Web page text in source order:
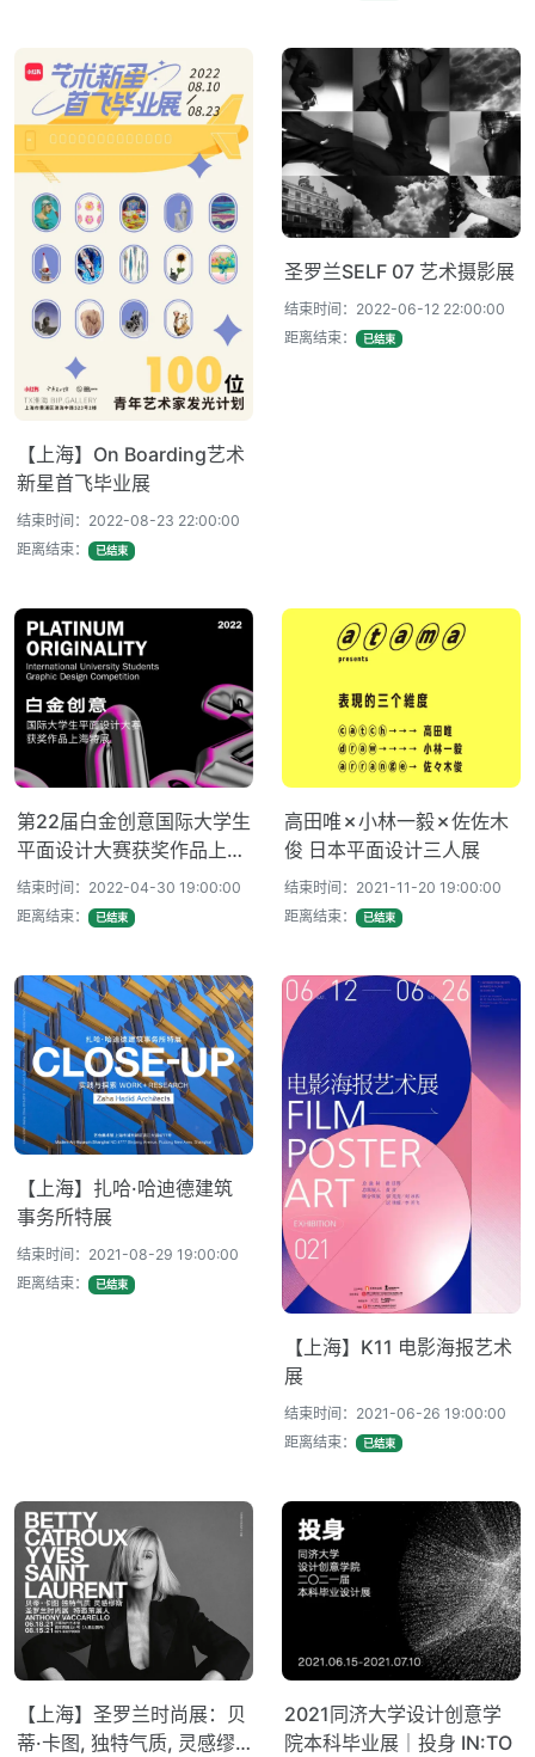
【上海】On Boarding艺术
新星首飞毕业展
结束时间：2022-08-23 22:00:00
距离结束：
已结束
圣罗兰SELF 07 艺术摄影展
结束时间：2022-06-12 22:00:00
距离结束：
已结束
第22届⽩⾦创意国际⼤学⽣
平⾯设计⼤赛获奖作品上海
特展
结束时间：2022-04-30 19:00:00
距离结束：
已结束
高田唯✗小林一毅✗佐佐木
俊 日本平面设计三人展
结束时间：2021-11-20 19:00:00
距离结束：
已结束
【上海】扎哈·哈迪德建筑
事务所特展
结束时间：2021-08-29 19:00:00
距离结束：
已结束
【上海】K11 电影海报艺术
展
结束时间：2021-06-26 19:00:00
距离结束：
已结束
【上海】圣罗兰时尚展：贝
蒂·卡图, 独特气质, 灵感缪
2021同济大学设计创意学
院本科毕业展｜投身 IN:TO